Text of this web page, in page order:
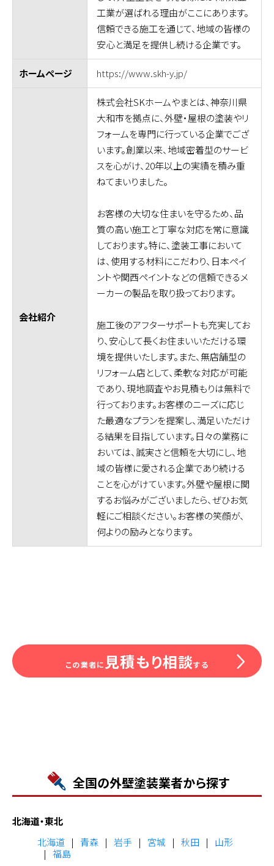
工業が選ばれる理由がここにあります。
信頼できる施工を通じて、地域の皆様の
安心と満足を提供し続ける企業です。
ホームページ https://www.skh-y.jp/
会社紹介
株式会社SKホームやまとは、神奈川県
大和市を拠点に、外壁・屋根の塗装やリ
フォームを専門に行っている企業でござ
います。創業以来、地域密着型のサービ
スを心がけ、20年以上の実績を積み重
ねてまいりました。
お客様の大切な住まいを守るため、品
質の高い施工と丁寧な対応を常に意識
しております。特に、塗装工事において
は、使用する材料にこだわり、日本ペイ
ントや関西ペイントなどの信頼できるメ
ーカーの製品を取り扱っております。
施工後のアフターサポートも充実してお
り、安心して長くお住まいいただける環
境を提供いたします。また、無店舗型の
リフォーム店として、柔軟な対応が可能
であり、現地調査やお見積もりは無料で
行っております。お客様のニーズに応じ
た最適なプランを提案し、満足いただけ
る結果を目指しています。日々の業務に
おいては、誠実さと信頼を大切にし、地
域の皆様に愛される企業であり続ける
ことを心がけています。外壁や屋根に関
するお悩みがございましたら、ぜひお気
軽にご相談ください。お客様の笑顔が、
何よりの励みとなります。
この業者に 見積もり相談する
全国の外壁塗装業者から探す
北海道・東北
北海道
青森 岩手 宮城 秋田
山形
福島